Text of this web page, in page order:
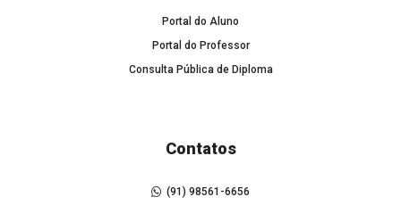
Portal do Aluno
Portal do Professor
Consulta Pública de Diploma
Contatos
(91) 98561-6656